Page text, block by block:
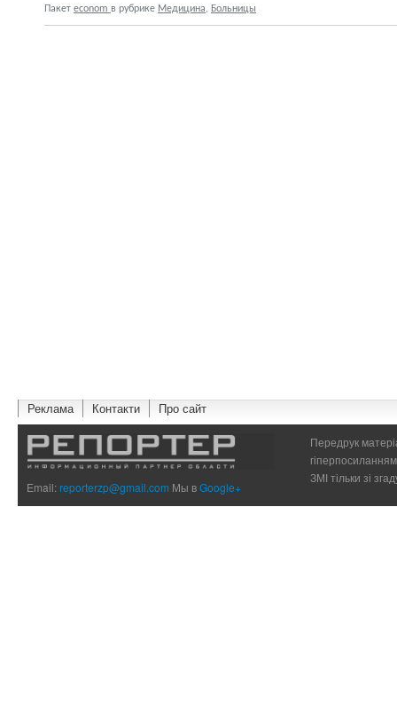
Пакет econom в рубрике Медицина, Больницы
Реклама Контакти Про сайт
Email:reporterzp@gmail.com Мы вGoogle+
Передрук
ЗМІ тільки зі